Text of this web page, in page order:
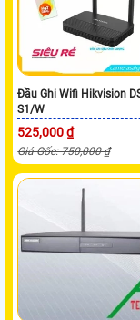
Đầu Ghi Wifi Hikvision
S1/W
525,000 ₫
Giá Gốc: 750,000 ₫